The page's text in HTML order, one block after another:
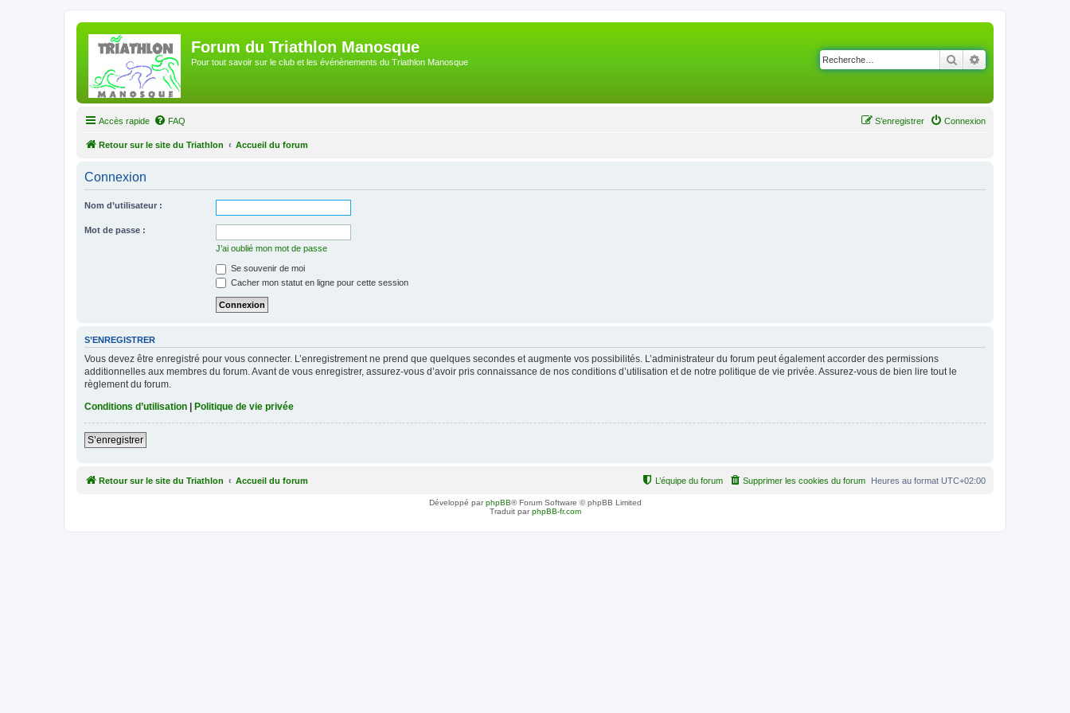
Forum du Triathlon Manosque
Pour tout savoir sur le club et les événènements du Triathlon Manosque Rechercher
Accès rapide FAQ Connexion
S’enregistrer
Retour sur le site du Triathlon Accueil du forum
Connexion
Nom d’utilisateur :
Mot de passe :
J’ai oublié mon mot de passe
Se souvenir de moi
Cacher mon statut en ligne pour cette session
S’ENREGISTRER
Vous devez être enregistré pour vous connecter. L’enregistrement ne prend que quelques secondes et augmente vos possibilités. L’administrateur du forum peut également accorder des permissions
additionnelles aux membres du forum. Avant de vous enregistrer, assurez-vous d’avoir pris connaissance de nos conditions d’utilisation et de notre politique de vie privée. Assurez-vous de bien lire tout le
règlement du forum.
Conditions d’utilisation | Politique de vie privée
S’enregistrer
Retour sur le site du Triathlon Accueil du forum Heures au format UTC+02:00
Supprimer les cookies du forum
L’équipe du forum
Développé parphpBB® Forum Software © phpBB Limited
Traduit parphpBB-fr.com